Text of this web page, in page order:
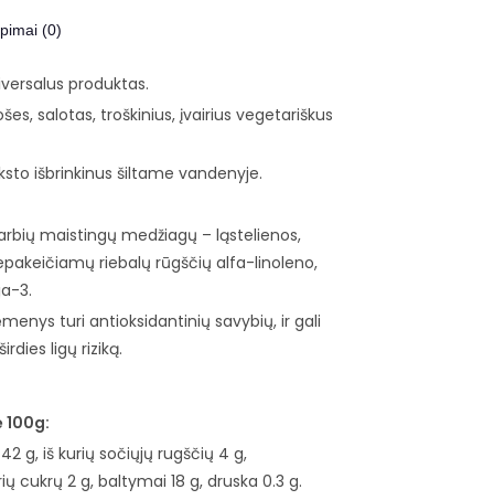
(0)
produktas.
salotas, troškinius, įvairius vegetariškus
išbrinkinus šiltame vandenyje.
maistingų medžiagų – ląstelienos,
riebalų rūgščių alfa-linoleno,
3.
turi antioksidantinių savybių, ir gali
ligų riziką.
g, iš kurių sočiųjų rugščių 4 g,
cukrų 2 g, baltymai 18 g, druska 0.3 g.